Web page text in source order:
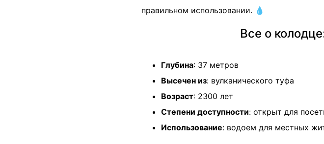
правильном использовании. 💧
Все о
Глубина: 37 метров
Высечен из: вулканического туфа
Возраст: 2300 лет
Степени доступности: открыт для
Использование: водоем для местных